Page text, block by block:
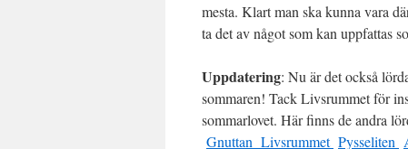
mesta. Klart man ska kunna vara
ta det av något som kan uppfattas
Uppdatering: Nu är det också
sommaren! Tack Livsrummet för
sommarlovet. Här finns de andra
Gnuttan Livsrummet Pysseliten